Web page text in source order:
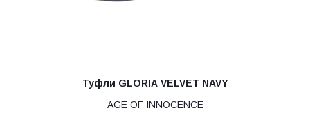
Туфли GLORIA VELVET NAVY
AGE OF INNOCENCE